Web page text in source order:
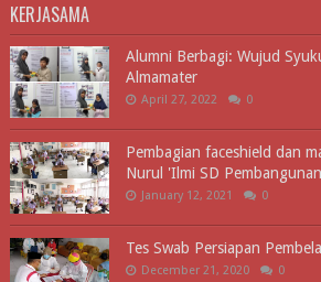
KERJASAMA
Alumni Berbagi: Wujud
Almamater
April 27, 2022 0
Pembagian faceshield dan
Nurul 'Ilmi SD
January 12, 2021 0
Tes Swab Persiapan
December 21, 2020 0